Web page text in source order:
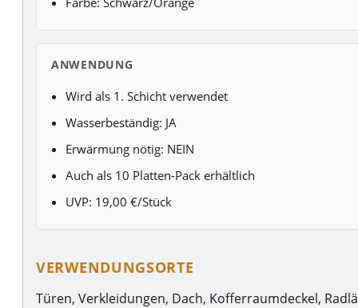
ANWENDUNG
Wird als 1. Schicht verwendet
Wasserbeständig: JA
Erwärmung nötig: NEIN
Auch als 10 Platten-Pack erhältlich
UVP: 19,00 €/Stück
VERWENDUNGSORTE
Türen, Verkleidungen, Dach, Kofferraumdeckel,